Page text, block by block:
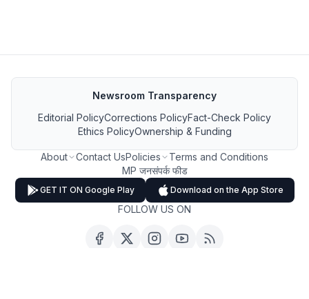
Newsroom Transparency
Editorial PolicyCorrections PolicyFact-Check Policy
Ethics PolicyOwnership & Funding
About Contact UsPolicies
Terms and Conditions
MP जनसंपर्क फीड
GET IT ON Google Play Download on the App Store
FOLLOW US ON